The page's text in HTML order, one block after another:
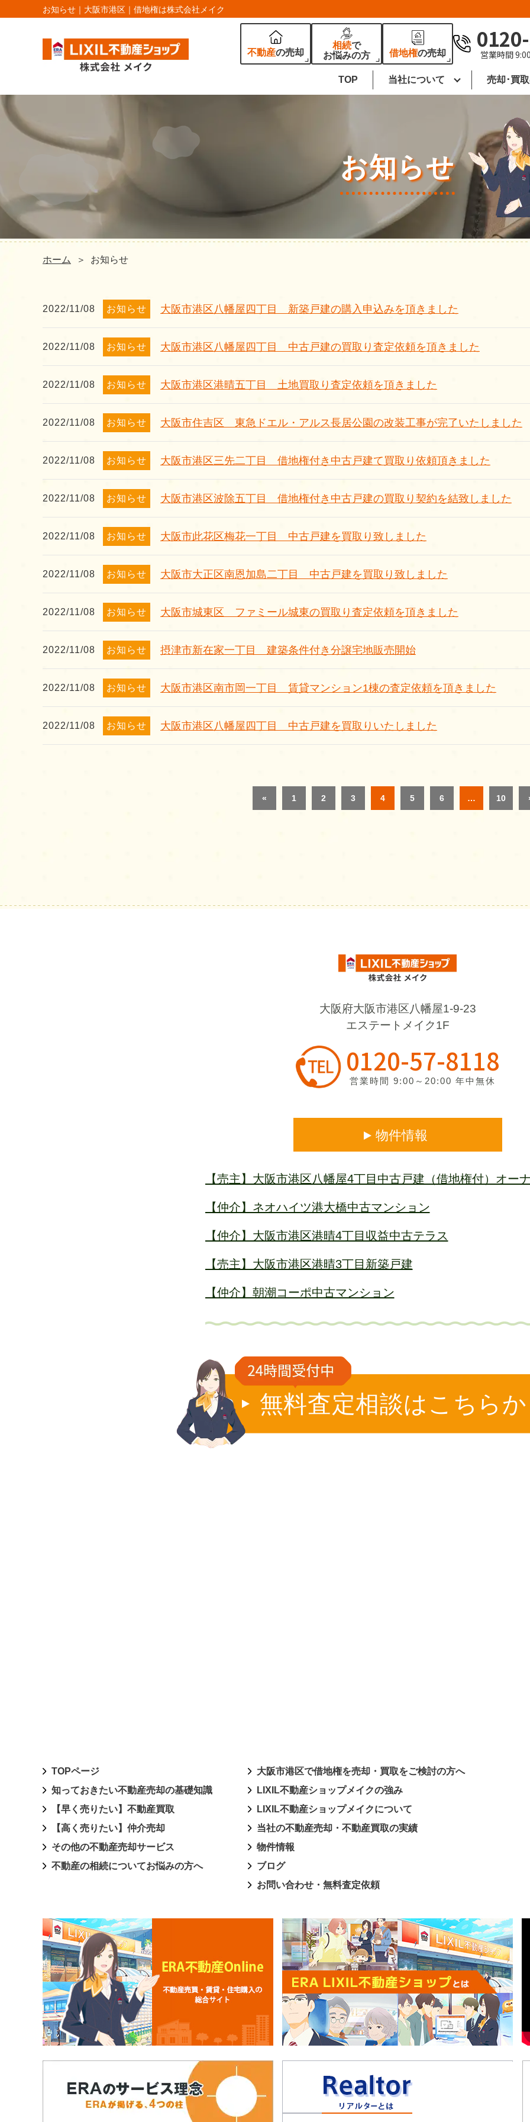
お知らせ｜大阪市港区｜借地権は株式会社メイク
不動産の売却
相続で
お悩みの方
借地権の売却 営業時間
TOP 当社について 売却･買
お知らせ
ホーム お知らせ
2022/11/08 お知らせ 大阪市港区八幡屋四丁目 新築戸建の購入申込みを頂きました
2022/11/08 お知らせ 大阪市港区八幡屋四丁目 中古戸建の買取り査定依頼を頂きました
2022/11/08 お知らせ 大阪市港区港晴五丁目 土地買取り査定依頼を頂きました
2022/11/08 お知らせ 大阪市住吉区 東急ドエル・アルス長居公園の改装工事が完了いたしました
2022/11/08 お知らせ 大阪市港区三先二丁目 借地権付き中古戸建て買取り依頼頂きました
2022/11/08 お知らせ 大阪市港区波除五丁目 借地権付き中古戸建の買取り契約を結致しました
2022/11/08 お知らせ 大阪市此花区梅花一丁目 中古戸建を買取り致しました
2022/11/08 お知らせ 大阪市大正区南恩加島二丁目 中古戸建を買取り致しました
2022/11/08 お知らせ 大阪市城東区 ファミール城東の買取り査定依頼を頂きました
2022/11/08 お知らせ 摂津市新在家一丁目 建築条件付き分譲宅地販売開始
2022/11/08 お知らせ 大阪市港区南市岡一丁目 賃貸マンション1棟の査定依頼を頂きました
2022/11/08 お知らせ 大阪市港区八幡屋四丁目 中古戸建を買取りいたしました
« 1 2 3 4 5 6 … 10
大阪府大阪市港区八幡屋1-9-23
エステートメイク1F
0120-57-8118
営業時間 9:00～20:00 年中無休
物件情報
【売主】大阪市港区八幡屋4丁目中古戸建（借地権付）オー
【仲介】ネオハイツ港大橋中古マンション
【仲介】大阪市港区港晴4丁目収益中古テラス
【売主】大阪市港区港晴3丁目新築戸建
【仲介】朝潮コーポ中古マンション
無料査定相談はこちら
TOPページ
知っておきたい不動産売却の基礎知識
【早く売りたい】不動産買取
【高く売りたい】仲介売却
その他の不動産売却サービス
不動産の相続についてお悩みの方へ
大阪市港区で借地権を売却・買取をご検討の方へ
LIXIL不動産ショップメイクの強み
LIXIL不動産ショップメイクについて
当社の不動産売却・不動産買取の実績
物件情報
ブログ
お問い合わせ・無料査定依頼